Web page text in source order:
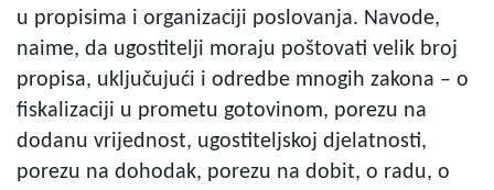
u propisima i organizaciji poslovanja. Navode,
naime, da ugostitelji moraju poštovati velik broj
propisa, uključujući i odredbe mnogih zakona – o
fiskalizaciji u prometu gotovinom, porezu na
dodanu vrijednost, ugostiteljskoj djelatnosti,
porezu na dohodak, porezu na dobit, o radu, o